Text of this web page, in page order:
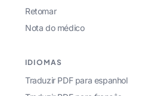
Retomar
Nota do médico
IDIOMAS
Traduzir PDF para espanhol